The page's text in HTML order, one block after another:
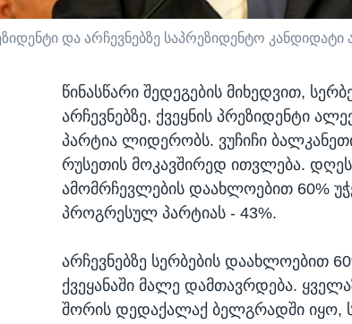
და არჩევნებზე საპრეზიდენტო
წინასწარი შედეგების მიხედვით,
არჩევნებზე, ქვეყნის პრეზიდენტი
პარტია ლიდერობს. ვუჩიჩი
რუსეთის მოკავშირედ ითვლება.
ამომრჩევლების დაახლოებით 60%
პროგრესულ პარტიას - 43%.
არჩევნებზე სერბების დაახლოებით
ქვეყანაში მალე დამთავრდება.
შორის დედაქალაქ ბელგრადში იყო,